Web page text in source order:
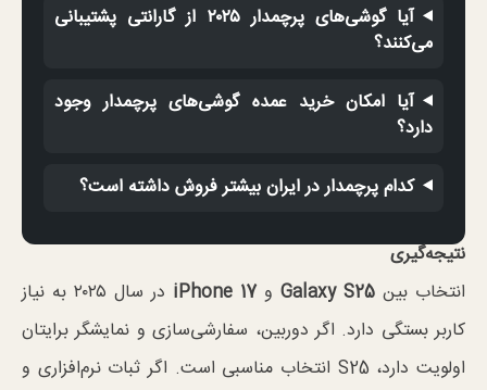
آیا گوشی‌های پرچمدار ۲۰۲۵ از گارانتی پشتیبانی
می‌کنند؟
آیا امکان خرید عمده گوشی‌های پرچمدار وجود
دارد؟
کدام پرچمدار در ایران بیشتر فروش داشته است؟
نتیجه‌گیری
انتخاب بین Galaxy S25 وiPhone 17
در سال ۲۰۲۵ به نیاز
کاربر بستگی دارد. اگر دوربین، سفارشی‌سازی و نمایشگر برایتان
اولویت دارد، S25 انتخاب مناسبی است. اگر ثبات نرم‌افزاری و